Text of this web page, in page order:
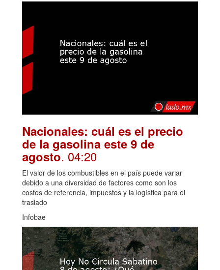
Nacionales: cuál es el precio
de la gasolina este 9 de
agosto. 04:20
El valor de los combustibles en el país puede variar
debido a una diversidad de factores como son los
costos de referencia, impuestos y la logística para el
traslado
Infobae